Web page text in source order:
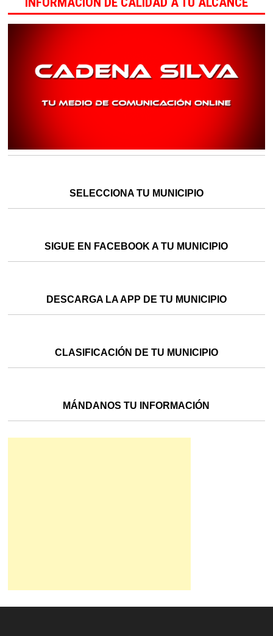
SELECCIONA TU MUNICIPIO
SIGUE EN FACEBOOK A TU MUNICIPIO
DESCARGA LA APP DE TU MUNICIPIO
CLASIFICACIÓN DE TU MUNICIPIO
MÁNDANOS TU INFORMACIÓN